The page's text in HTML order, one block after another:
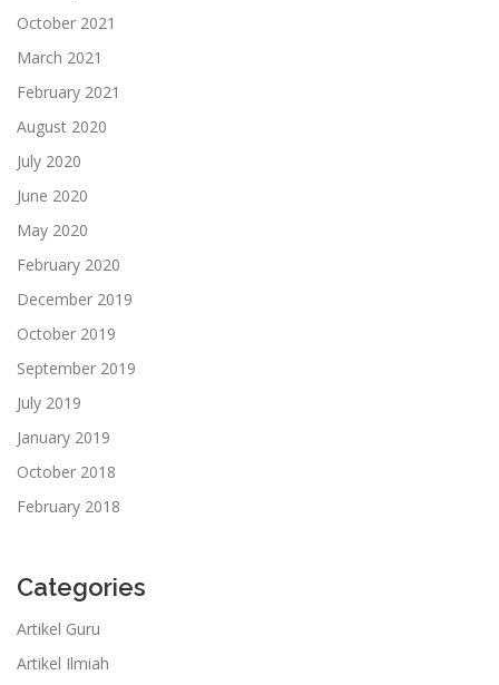
October 2021
March 2021
February 2021
August 2020
July 2020
June 2020
May 2020
February 2020
December 2019
October 2019
September 2019
July 2019
January 2019
October 2018
February 2018
Categories
Artikel Guru
Artikel Ilmiah